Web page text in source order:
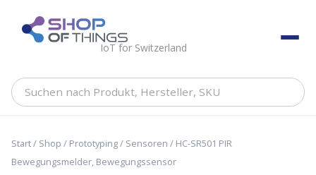
content ShopOfThings
IoT for Switzerland
Suchen
Hersteller,
Start/ Shop / Prototyping/ Sensoren / HC-SR501 PIR
Bewegungsmelder, Bewegungssensor